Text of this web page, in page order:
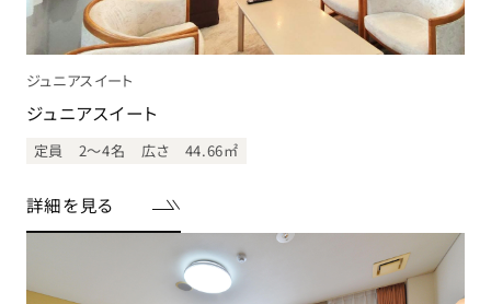
ジュニアスイート
ジュニアスイート
定員 2〜4名 広さ 44.66㎡
詳細を見る